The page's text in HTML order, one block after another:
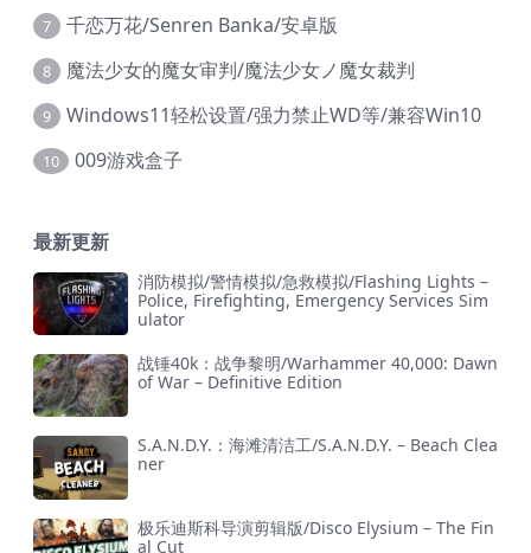
7 千恋万花/Senren Banka/安卓版
8 魔法少女的魔女审判/魔法少女ノ魔女裁判
9 Windows11轻松设置/强力禁止WD等/兼容Win10
10 009游戏盒子
最新更新
消防模拟/警情模拟/急救模拟/Flashing Lights –
Police, Firefighting, Emergency Services Sim
ulator
战锤40k：战争黎明/Warhammer 40,000: Dawn
of War – Definitive Edition
S.A.N.D.Y.：海滩清洁工/S.A.N.D.Y. – Beach Clea
ner
极乐迪斯科导演剪辑版/Disco Elysium – The Fin
al Cut